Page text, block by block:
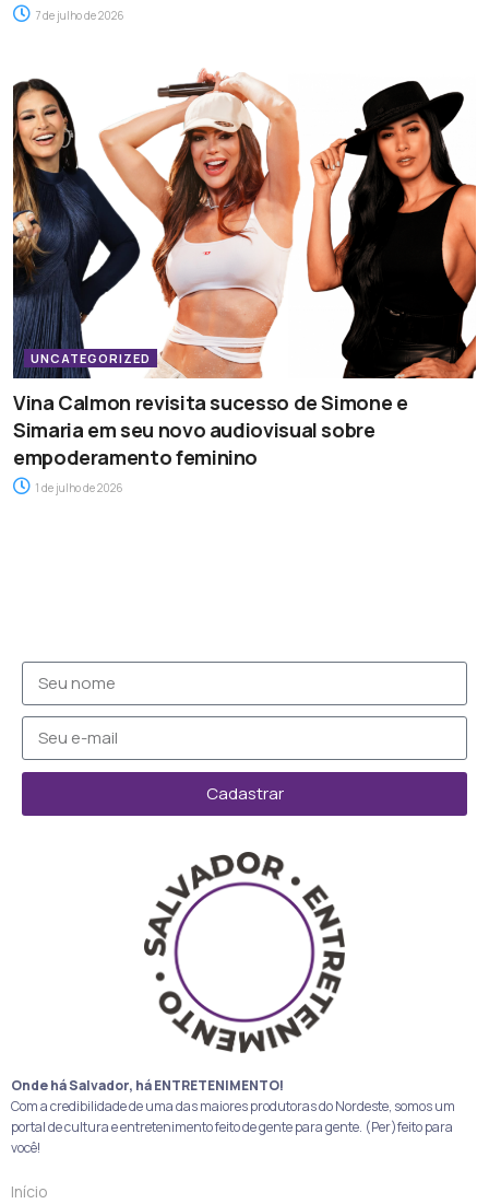
7 de julho de 2026
UNCATEGORIZED
Vina Calmon revisita sucesso de Simone e
Simaria em seu novo audiovisual sobre
empoderamento feminino
1 de julho de 2026
Cadastrar
Onde há Salvador, há ENTRETENIMENTO!
Com a credibilidade de uma das maiores produtoras do Nordeste, somos um
portal de cultura e entretenimento feito de gente para gente. (Per)feito para
você!
Início